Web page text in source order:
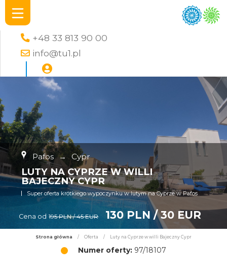
+48 33 813 90 00
info@tu1.pl
Pafos → Cypr
LUTY NA CYPRZE W WILLI
BAJECZNY CYPR
Super oferta krótkiego wypoczynku w lutym na Cyprze w Pafos
Cena od 195 PLN / 45 EUR 130 PLN / 30 EUR
Strona główna / Oferta / Luty na Cyprze w willi Bajeczny Cypr
Numer oferty: 97/18107